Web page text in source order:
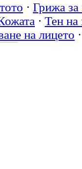
· Грижа за
· Тен на
на лицето ·